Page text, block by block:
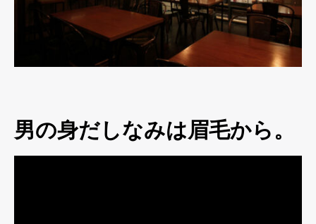
男の身だしなみは眉毛から。